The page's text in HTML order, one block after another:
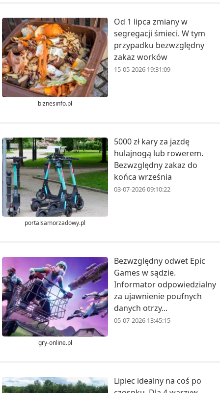
biznesinfo.pl
Od 1 lipca zmiany w
segregacji śmieci. W tym
przypadku bezwzględny
zakaz worków
15-05-2026 19:31:09
portalsamorzadowy.pl
5000 zł kary za jazdę
hulajnogą lub rowerem.
Bezwzględny zakaz do
końca września
03-07-2026 09:10:22
gry-online.pl
Bezwzględny odwet Epic
Games w sądzie.
Informator odpowiedzialny
za ujawnienie poufnych
danych otrzy...
05-07-2026 13:45:15
Lipiec idealny na coś po